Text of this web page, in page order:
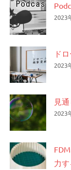
2023
ド
2023
見
2023
力